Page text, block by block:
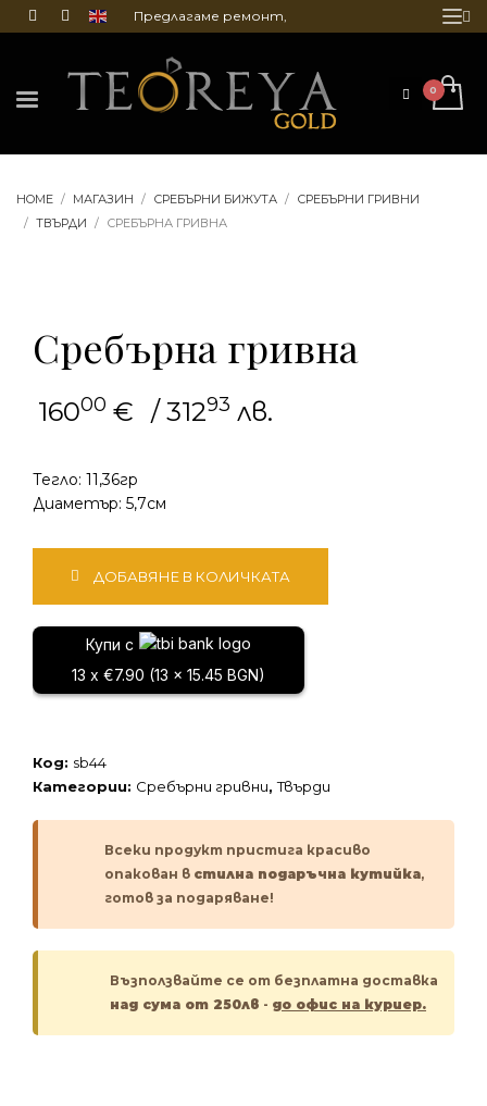
Предлагаме ремонт,
на бижута
HOME МАГАЗИН СРЕБЪРНИ БИЖУТА
СРЕБЪРНИ ГРИВНИ
ТВЪРДИ
СРЕБЪРНА ГРИВНА
Сребърна гривна
16000 € / 31293 лв.
Тегло: 11,36гр
Диаметър: 5,7см
Сребърна
гривна
ДОБАВЯНЕ В КОЛИЧКАТА
Купи с
13 x €7.90 (13 x 15.45 BGN)
Код: sb44
Категории: Сребърни гривни,Твърди
Всеки продукт пристига красиво
опакован в стилна подаръчна кутийка,
готов за подаряване!
Възползвайте се от безплатна доставка
над сума от 250лв - до офис на куриер.